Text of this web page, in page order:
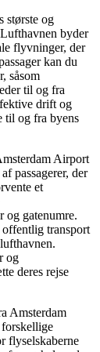
største og
byder
flyvninger, der
kan du
såsom
til og fra
drift og
til og fra byens
Airport
passagerer, der
et
og gatenumre.
transport
og
deres rejse
Amsterdam
flyselskaberne